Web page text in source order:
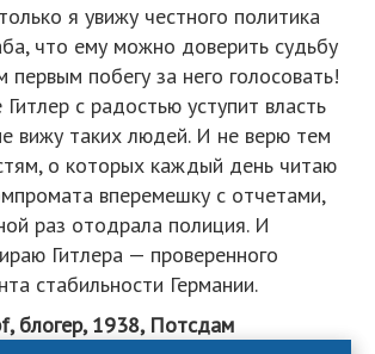
я увижу честного политика
что ему можно доверить судьбу
первым побегу за него голосовать!
с радостью уступит власть
вижу таких людей. И не верю тем
о которых каждый день читаю
вперемешку с отчетами,
раз отодрала полиция. И
Гитлера — проверенного
стабильности Германии.
блогер, 1938, Потсдам